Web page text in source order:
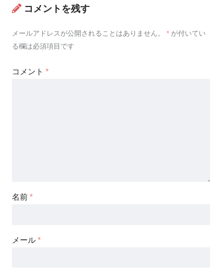
コメントを残す
メールアドレスが公開されることはありません。 * が付いてい
る欄は必須項目です
コメント *
名前 *
メール *